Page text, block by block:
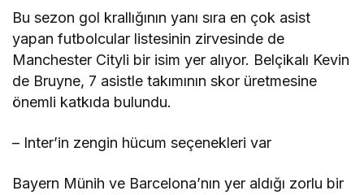
Bu sezon gol krallığının yanı sıra en çok asist
yapan futbolcular listesinin zirvesinde de
Manchester Cityli bir isim yer alıyor. Belçikalı Kevin
de Bruyne, 7 asistle takımının skor üretmesine
önemli katkıda bulundu.
– Inter’in zengin hücum seçenekleri var
Bayern Münih ve Barcelona’nın yer aldığı zorlu bir